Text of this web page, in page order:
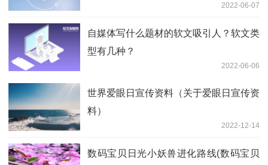
2022-06-07
自媒体写什么题材的软文吸引人？软文类
型有几种？
2022-06-06
世界爱眼日宣传资料（关于爱眼日宣传资
料）
2022-12-14
数码宝贝日光小妖兽进化路线(数码宝贝